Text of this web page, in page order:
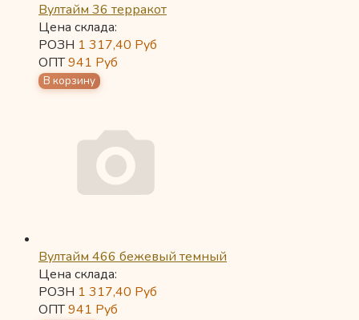
Вултайм 36 терракот
Цена склада:
РОЗН 1 317,40 Руб
ОПТ941 Руб
Вултайм 466 бежевый темный
Цена склада:
РОЗН 1 317,40 Руб
ОПТ941 Руб